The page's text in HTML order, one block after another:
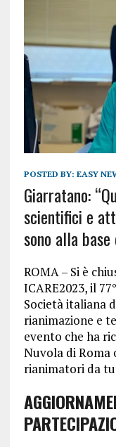
POSTED BY: EASY
Giarratano:
scientifici e
sono alla base
ROMA – Si è
ICARE2023, il
Società italiana
rianimazione e
evento che ha
Nuvola di Roma
rianimatori da